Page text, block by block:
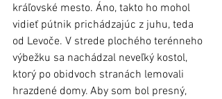
kráľovské mesto. Áno, takto ho mohol
vidieť pútnik prichádzajúc z juhu, teda
od Levoče. V strede plochého terénneho
výbežku sa nachádzal neveľký kostol,
ktorý po obidvoch stranách lemovali
hrazdené domy. Aby som bol presný,